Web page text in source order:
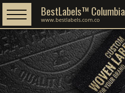
BestLabels™ Columbia
www.bestlabels.com.co